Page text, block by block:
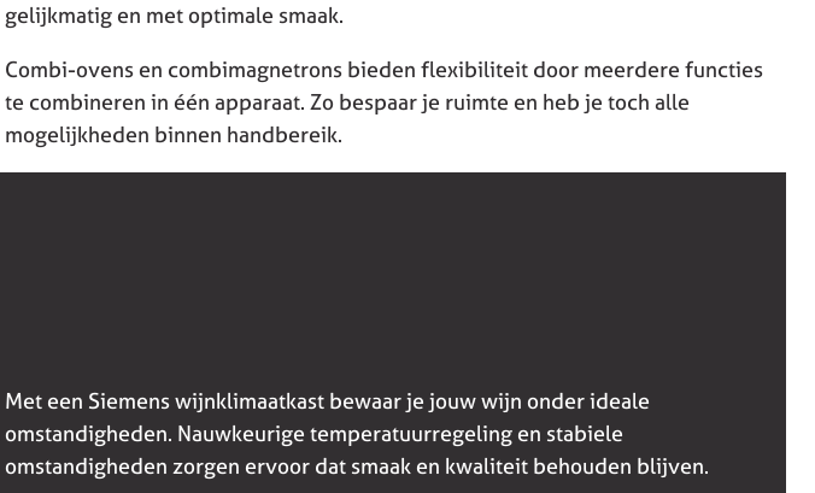
gelijkmatig en met optimale smaak.
Combi-ovens en combimagnetrons bieden flexibiliteit door meerdere functies
te combineren in één apparaat. Zo bespaar je ruimte en heb je toch alle
mogelijkheden binnen handbereik.
Met een Siemens wijnklimaatkast bewaar je jouw wijn onder ideale
omstandigheden. Nauwkeurige temperatuurregeling en stabiele
omstandigheden zorgen ervoor dat smaak en kwaliteit behouden blijven.